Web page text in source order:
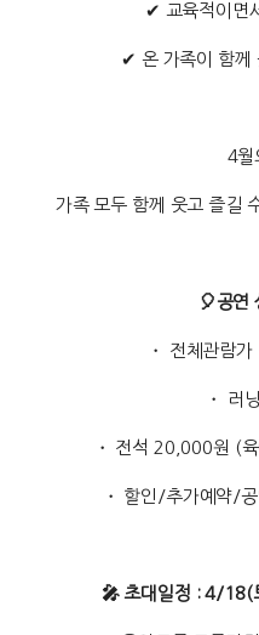
✔ 교육적이면
✔ 온 가족이 함께
4월
가족 모두 함께 웃고 즐길
🎈공연
・ 전체관람
・ 러
・ 전석 20,000원 (
・ 할인/추가예약/
🎤 초대일정 : 4/18(